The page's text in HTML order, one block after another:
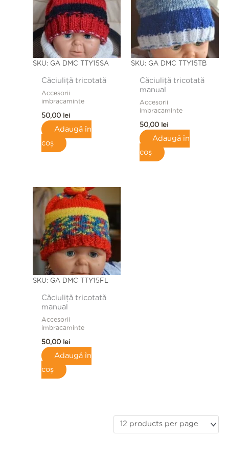
SKU: GA DMC TTY15SA
Căciuliță tricotată
Accesorii
imbracaminte
50,00 lei
Adaugă în
coș
SKU: GA DMC TTY15TB
Căciuliță tricotată
manual
Accesorii
imbracaminte
50,00 lei
Adaugă în
coș
SKU: GA DMC TTY15FL
Căciuliță tricotată
manual
Accesorii
imbracaminte
50,00 lei
Adaugă în
coș